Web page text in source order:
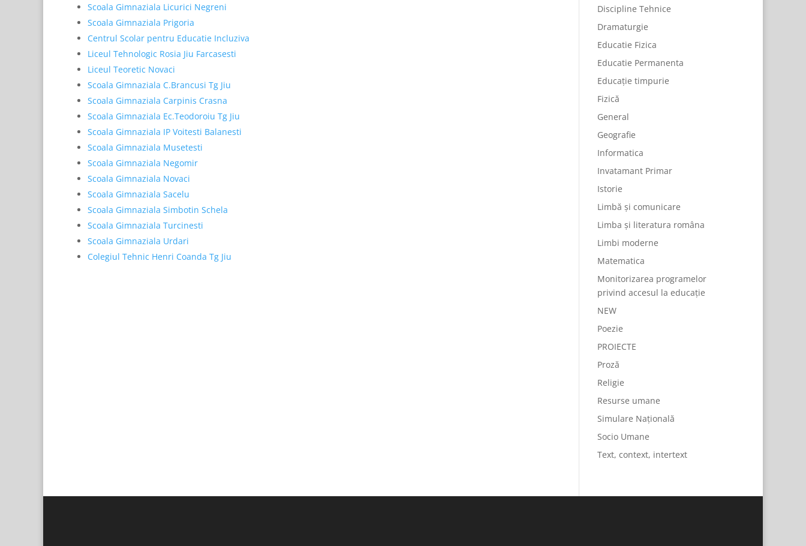
Scoala Gimnaziala Licurici Negreni
Scoala Gimnaziala Prigoria
Centrul Scolar pentru Educatie Incluziva
Liceul Tehnologic Rosia Jiu Farcasesti
Liceul Teoretic Novaci
Scoala Gimnaziala C.Brancusi Tg Jiu
Scoala Gimnaziala Carpinis Crasna
Scoala Gimnaziala Ec.Teodoroiu Tg Jiu
Scoala Gimnaziala IP Voitesti Balanesti
Scoala Gimnaziala Musetesti
Scoala Gimnaziala Negomir
Scoala Gimnaziala Novaci
Scoala Gimnaziala Sacelu
Scoala Gimnaziala Simbotin Schela
Scoala Gimnaziala Turcinesti
Scoala Gimnaziala Urdari
Colegiul Tehnic Henri Coanda Tg Jiu
Discipline Tehnice
Dramaturgie
Educatie Fizica
Educatie Permanenta
Educație timpurie
Fizică
General
Geografie
Informatica
Invatamant Primar
Istorie
Limbă și comunicare
Limba și literatura româna
Limbi moderne
Matematica
Monitorizarea programelor
privind accesul la educație
NEW
Poezie
PROIECTE
Proză
Religie
Resurse umane
Simulare Națională
Socio Umane
Text, context, intertext